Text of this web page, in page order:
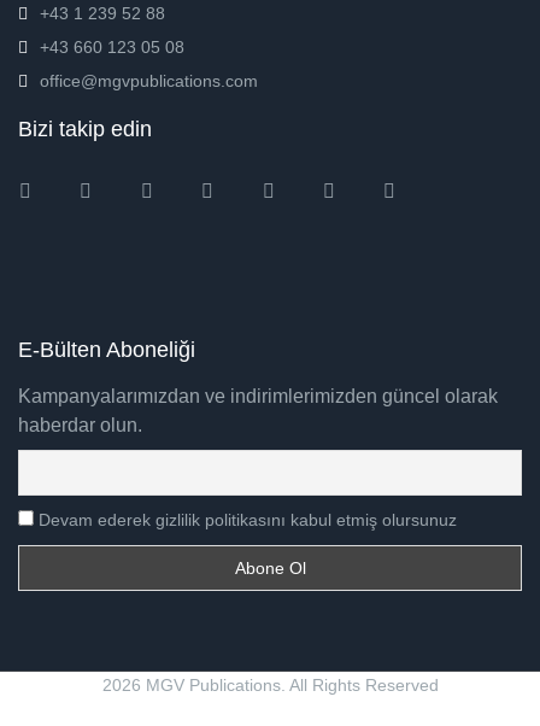
+43 1 239 52 88
+43 660 123 05 08
office@mgvpublications.com
Bizi takip edin
InstagramFacebookTwitter Amazon Pinterest
E-Bülten Aboneliği
Kampanyalarımızdan ve indirimlerimizden güncel olarak
haberdar olun.
Devam ederek gizlilik politikasını kabul etmiş olursunuz
2026 MGV Publications. All Rights Reserved